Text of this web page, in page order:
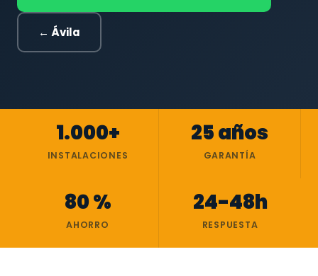
← Ávila
1.000+
INSTALACIONES
25 años
GARANTÍA
80 %
AHORRO
24-48h
RESPUESTA